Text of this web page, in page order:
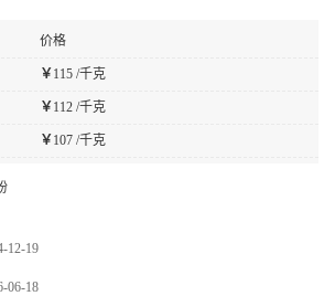
价格
￥ 115 /千克
￥ 112 /千克
￥ 107 /千克
12-19
06-18